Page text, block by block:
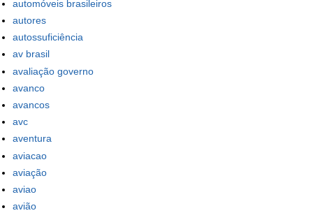
automóveis brasileiros
autores
autossuficiência
av brasil
avaliação governo
avanco
avancos
avc
aventura
aviacao
aviação
aviao
avião